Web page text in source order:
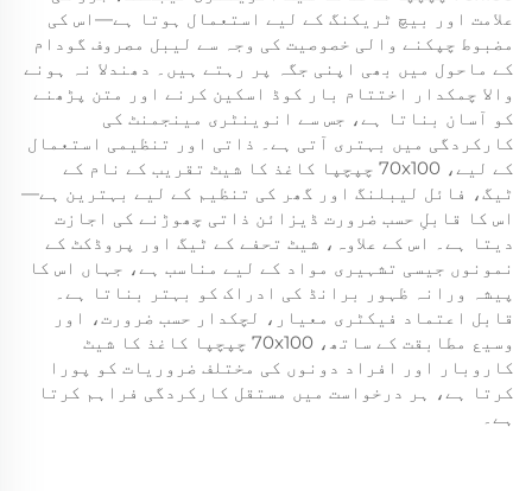
علامت اور بیچ ٹریکنگ کے لیے استعمال ہوتا ہے—اس کی
مضبوط چپکنے والی خصوصیت کی وجہ سے لیبل مصروف گودام
کے ماحول میں بھی اپنی جگہ پر رہتے ہیں۔ دھندلا نہ ہونے
والا چمکدار اختتام بار کوڈ اسکین کرنے اور متن پڑھنے
کو آسان بناتا ہے، جس سے انوینٹری مینجمنٹ کی
کارکردگی میں بہتری آتی ہے۔ ذاتی اور تنظیمی استعمال
کے لیے، 70x100 چپچپا کاغذ کا شیٹ تقریب کے نام کے
ٹیگ، فائل لیبلنگ اور گھر کی تنظیم کے لیے بہترین ہے—
اس کا قابلِ حسب ضرورت ڈیزائن ذاتی چھوڑنے کی اجازت
دیتا ہے۔ اس کے علاوہ، شیٹ تحفے کے ٹیگ اور پروڈکٹ کے
نمونوں جیسی تشہیری مواد کے لیے مناسب ہے، جہاں اس کا
پیشہ ورانہ ظہور برانڈ کی ادراک کو بہتر بناتا ہے۔
قابل اعتماد فیکٹری معیار، لچکدار حسب ضرورت، اور
وسیع مطابقت کے ساتھ، 70x100 چپچپا کاغذ کا شیٹ
کاروبار اور افراد دونوں کی مختلف ضروریات کو پورا
کرتا ہے، ہر درخواست میں مستقل کارکردگی فراہم کرتا
ہے۔